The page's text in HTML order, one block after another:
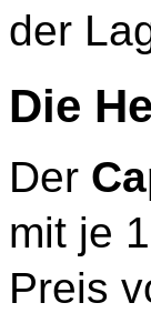
der
Die
Der
mit je
Preis